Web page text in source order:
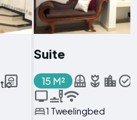
Suite
15 M²
1 Tweelingbed